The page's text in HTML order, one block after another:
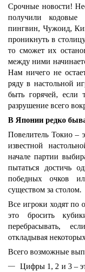
Срочные новости!
получили кодовые
пингвин, Чужоид,
проникнуть в
то сможет их
между ними
Нам ничего не
ряду в настольной
быть горячей, если
разрушение всего
В Японии редко
Повелитель Токио –
известной
начале партии
пытаться достичь
победных очков
существом за столом.
Все игроки ходят по
это бросить
перебрасывать,
откладывая
Всего возможные
Цифры 1, 2 и 3 –